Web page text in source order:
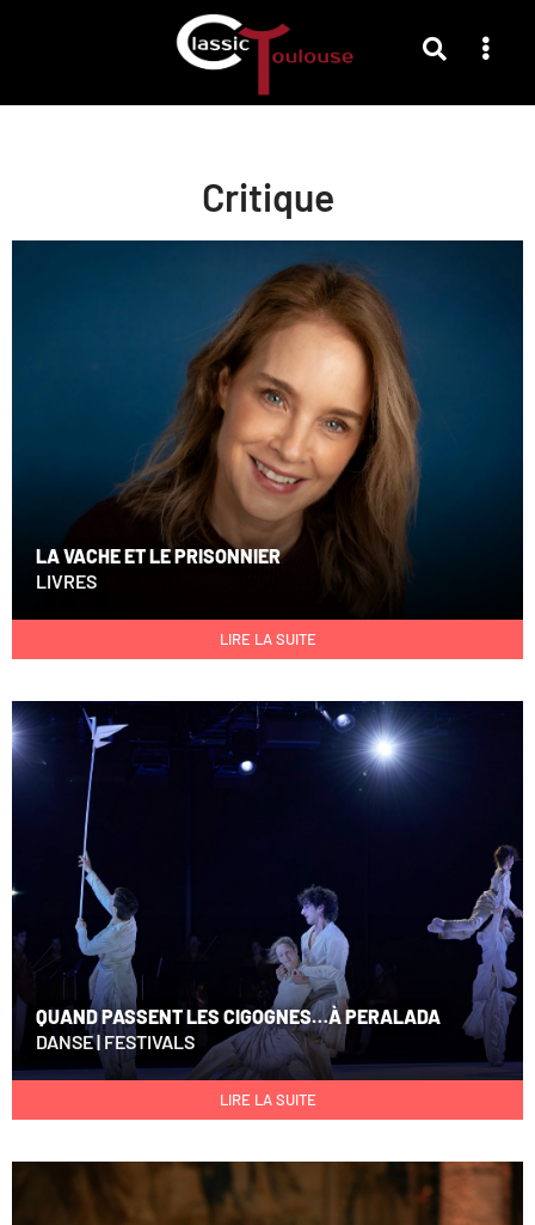
Critique
LA VACHE ET LE PRISONNIER
LIVRES
LIRE LA SUITE
QUAND PASSENT LES CIGOGNES…À PERALADA
DANSE| FESTIVALS
LIRE LA SUITE